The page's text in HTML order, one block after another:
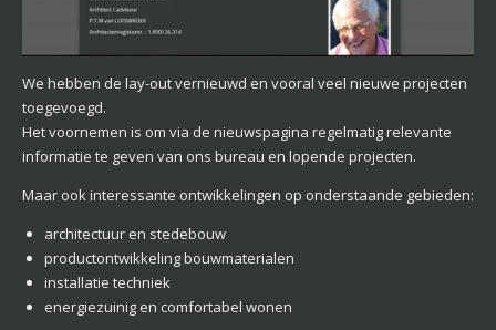
We hebben de lay-out vernieuwd en vooral veel nieuwe projecten
toegevoegd.
Het voornemen is om via de nieuwspagina regelmatig relevante
informatie te geven van ons bureau en lopende projecten.
Maar ook interessante ontwikkelingen op onderstaande gebieden:
architectuur en stedebouw
productontwikkeling bouwmaterialen
installatie techniek
energiezuinig en comfortabel wonen